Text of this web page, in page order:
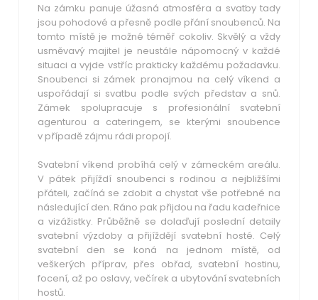
Na zámku panuje úžasná atmosféra a svatby tady
jsou pohodové a přesně podle přání snoubenců. Na
tomto místě je možné téměř cokoliv. Skvělý a vždy
usměvavý majitel je neustále nápomocný v každé
situaci a vyjde vstříc prakticky každému požadavku.
Snoubenci si zámek pronajmou na celý víkend a
uspořádají si svatbu podle svých představ a snů.
Zámek spolupracuje s profesionální svatební
agenturou a cateringem, se kterými snoubence
v případě zájmu rádi propojí.
Svatební víkend probíhá celý v zámeckém areálu.
V pátek přijíždí snoubenci s rodinou a nejbližšími
přáteli, začíná se zdobit a chystat vše potřebné na
následující den. Ráno pak přijdou na řadu kadeřnice
a vizážistky. Průběžně se dolaďují poslední detaily
svatební výzdoby a přijíždějí svatební hosté. Celý
svatební den se koná na jednom místě, od
veškerých příprav, přes obřad, svatební hostinu,
focení, až po oslavy, večírek a ubytování svatebních
hostů.